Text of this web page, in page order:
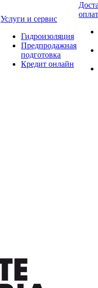
Услуги и сервис
Гидроизоляция
Предпродажная
подготовка
Кредит онлайн